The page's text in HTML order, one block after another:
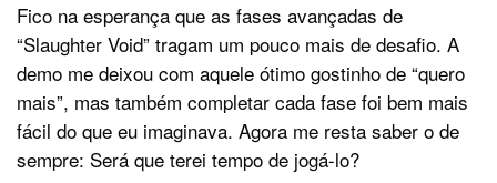
Fico na esperança que as fases avançadas de
“Slaughter Void” tragam um pouco mais de desafio. A
demo me deixou com aquele ótimo gostinho de “quero
mais”, mas também completar cada fase foi bem mais
fácil do que eu imaginava. Agora me resta saber o de
sempre: Será que terei tempo de jogá-lo?